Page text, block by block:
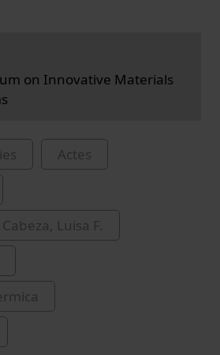
on Innovative Materials
Actes
Cabeza, Luisa F.